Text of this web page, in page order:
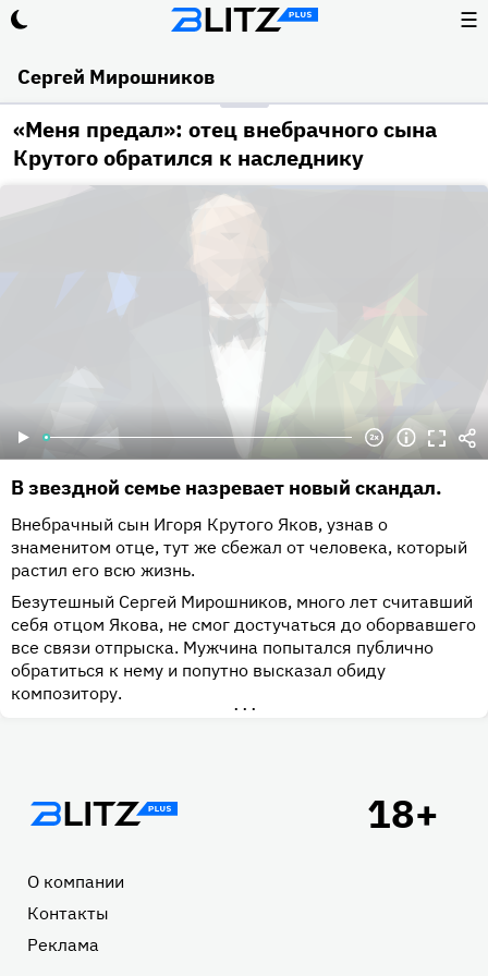
☰
Сергей Мирошников
«Меня предал»: отец внебрачного сына
Крутого обратился к наследнику
В звездной семье назревает новый скандал.
Внебрачный сын Игоря Крутого Яков, узнав о
знаменитом отце, тут же сбежал от человека, который
растил его всю жизнь.
Безутешный Сергей Мирошников, много лет считавший
себя отцом Якова, не смог достучаться до оборвавшего
все связи отпрыска. Мужчина попытался публично
обратиться к нему и попутно высказал обиду
композитору.
•••
Подвал
О компании
Контакты
Реклама